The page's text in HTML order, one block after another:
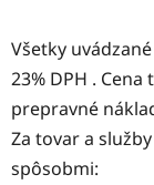
Všetky
23% DPH .
prepravné
Za tovar a
spôsobmi: